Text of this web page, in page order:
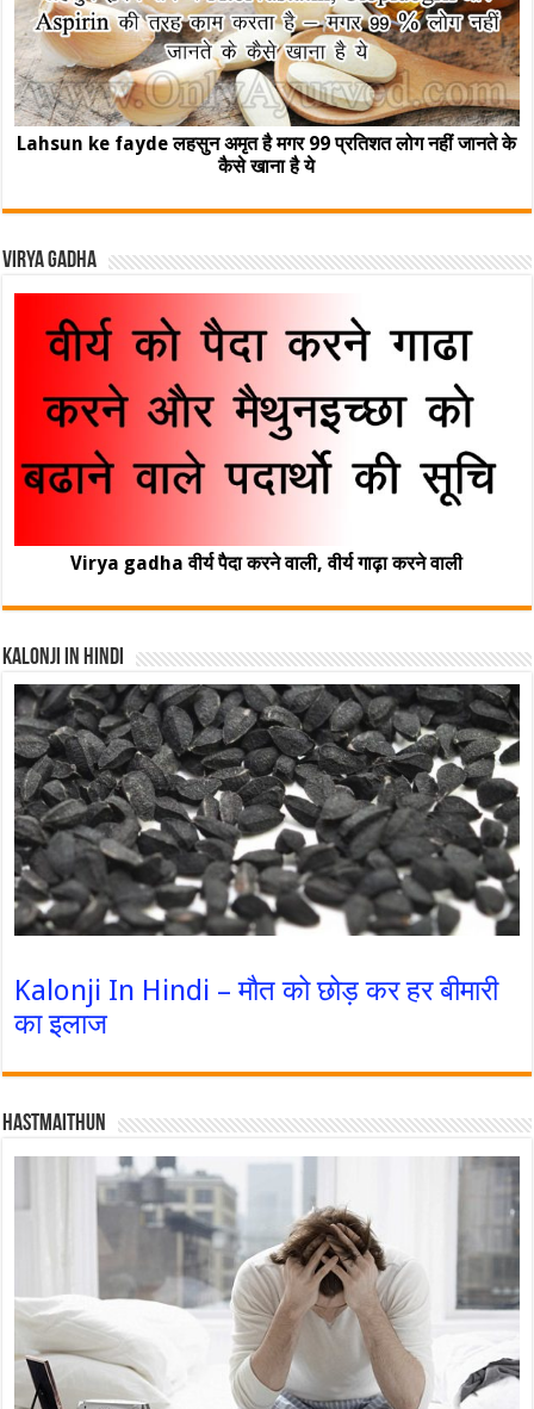
Lahsun ke fayde लहसुन अमृत है मगर 99 प्रतिशत लोग नहीं जानते के
कैसे खाना है ये
Virya Gadha
Virya gadha वीर्य पैदा करने वाली, वीर्य गाढ़ा करने वाली
Kalonji In Hindi
Kalonji In Hindi – मौत को छोड़ कर हर बीमारी
का इलाज
Hastmaithun